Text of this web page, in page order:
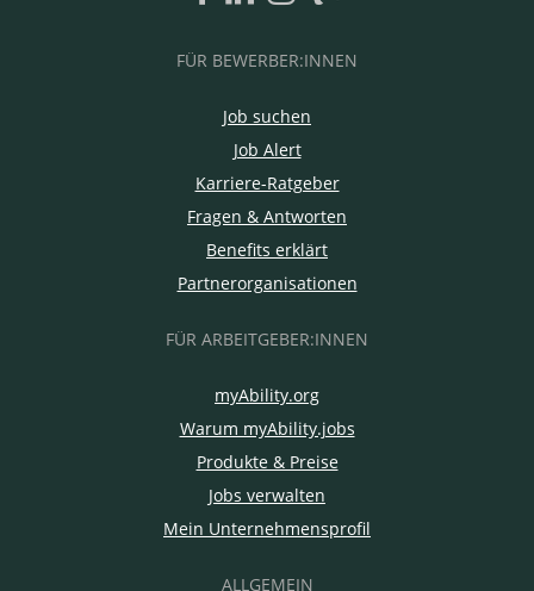
FÜR BEWERBER:INNEN
Job suchen
Job Alert
Karriere-Ratgeber
Fragen & Antworten
Benefits erklärt
Partnerorganisationen
FÜR ARBEITGEBER:INNEN
myAbility.org
Warum myAbility.jobs
Produkte & Preise
Jobs verwalten
Mein Unternehmensprofil
ALLGEMEIN